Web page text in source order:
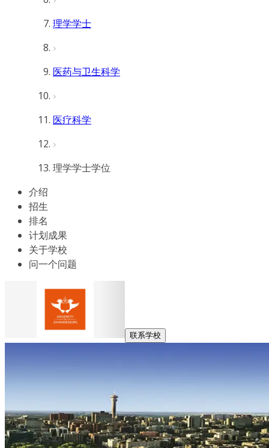
理学学士
医药与卫生科学
医疗科学
理学学士学位
介绍
招生
排名
计划成果
关于学校
问一个问题
联系学校